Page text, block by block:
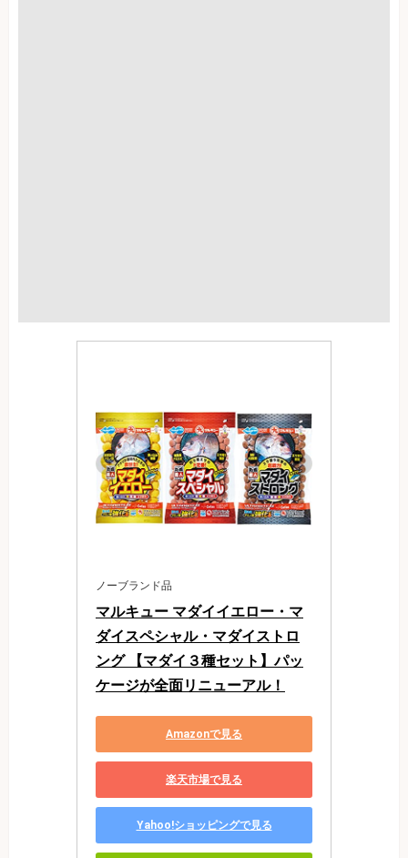
ノーブランド品
マルキュー マダイイエロー・マ
ダイスペシャル・マダイストロ
ング 【マダイ３種セット】パッ
ケージが全面リニューアル！
Amazonで見る
楽天市場で見る
Yahoo!ショッピングで見る